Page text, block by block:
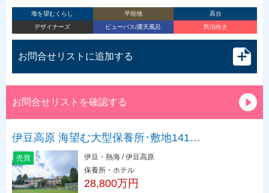
海を望むくらし 平坦地
高台
デザイナーズ
ビューバス/露天風呂 民泊向き
お問合せリストに追加する
お問合せリストを確認する
伊豆高原 海望む大型保養所･敷地141…
売買
伊豆・熱海 / 伊豆高原
保養所・ホテル
28,800万円